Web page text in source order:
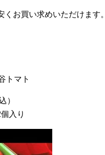
くお買い求めいただけます。
トマト
）
入り